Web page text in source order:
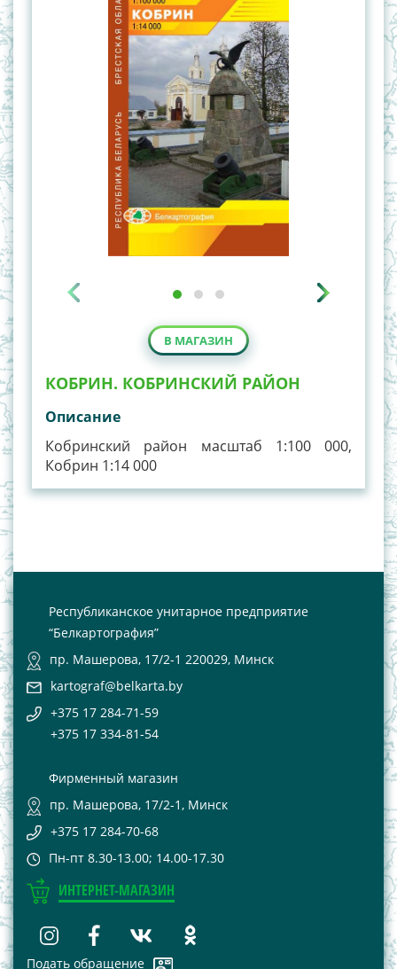
В МАГАЗИН
КОБРИН. КОБРИНСКИЙ РАЙОН
Описание
Кобринский район масштаб 1:100 000,
Кобрин 1:14 000
Республиканское унитарное предприятие
“Белкартография”
пр. Машерова, 17/2-1 220029, Минск
kartograf@belkarta.by
+375 17 284-71-59
+375 17 334-81-54
Фирменный магазин
пр. Машерова, 17/2-1, Минск
+375 17 284-70-68
Пн-пт 8.30-13.00; 14.00-17.30
ИНТЕРНЕТ-МАГАЗИН
Подать обращение